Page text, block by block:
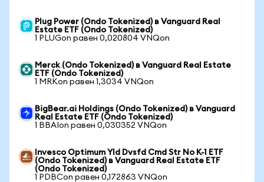
Plug Power (Ondo Tokenized) в Vanguard Real
Estate ETF (Ondo Tokenized)
1 PLUGon равен 0,020804 VNQon
Merck (Ondo Tokenized) в Vanguard Real Estate
ETF (Ondo Tokenized)
1 MRKon равен 1,3034 VNQon
BigBear.ai Holdings (Ondo Tokenized) в Vanguard
Real Estate ETF (Ondo Tokenized)
1 BBAIon равен 0,030352 VNQon
Invesco Optimum Yld Dvsfd Cmd Str No K-1 ETF
(Ondo Tokenized) в Vanguard Real Estate ETF
(Ondo Tokenized)
1 PDBCon равен 0,172863 VNQon